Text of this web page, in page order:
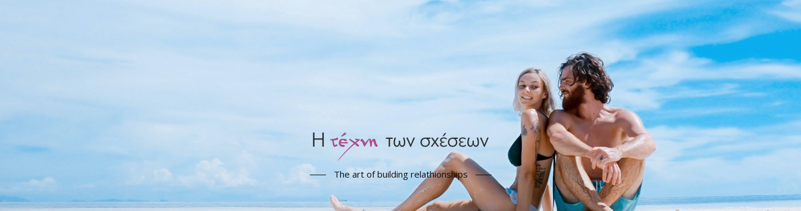
The art of building relathionships